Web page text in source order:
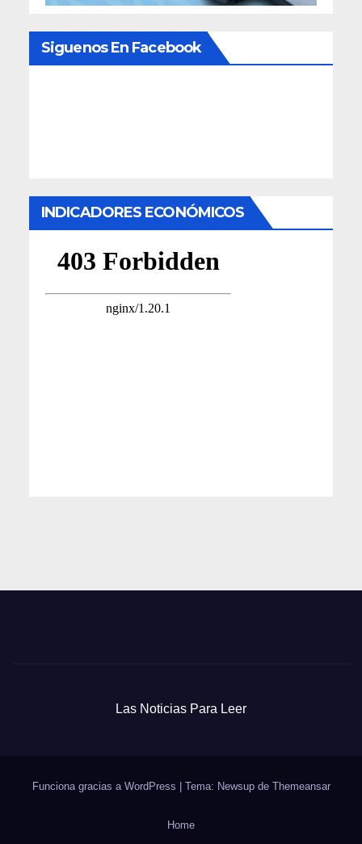
Siguenos En Facebook
INDICADORES ECONÓMICOS
Las Noticias Para Leer
Funciona gracias a WordPress | Tema: Newsup de Themeansar
Home